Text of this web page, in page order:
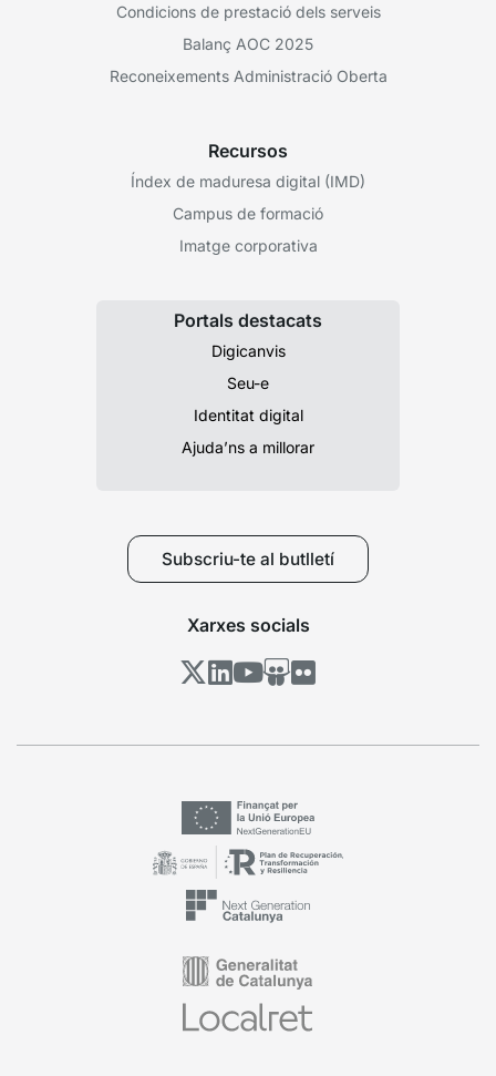
Condicions de prestació dels serveis
Balanç AOC 2025
Reconeixements Administració Oberta
Recursos
Índex de maduresa digital (IMD)
Campus de formació
Imatge corporativa
Portals destacats
Digicanvis
Seu-e
Identitat digital
Ajuda’ns a millorar
Subscriu-te al butlletí
Xarxes socials